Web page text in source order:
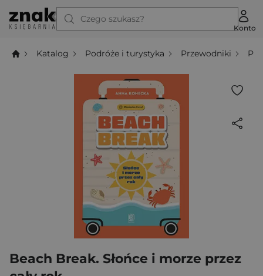
Czego szukasz?
Konto
Katalog Podróże i turystyka Przewodniki
Beach Break. Słońce i morze przez